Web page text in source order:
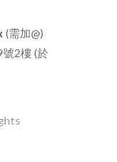
(需加@)
2樓 (於